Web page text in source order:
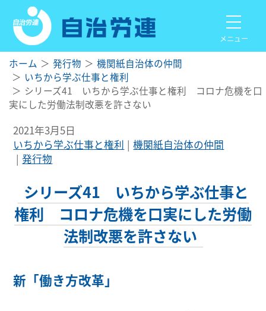
メニュー
ホーム 発行物
機関紙自治体の仲間
いちから学ぶ仕事と権利
シリーズ41 いちから学ぶ仕事と権利 コロナ危機を口
実にした労働法制改悪を許さない
2021年3月5日
いちから学ぶ仕事と権利
機関紙自治体の仲間
発行物
シリーズ41 いちから学ぶ仕事と
権利 コロナ危機を口実にした労働
法制改悪を許さない
新「働き方改革」